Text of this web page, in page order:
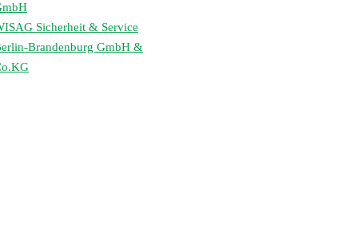
Sicherheit & Service
Brandenburg GmbH &